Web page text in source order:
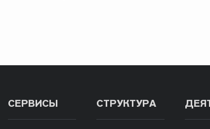
СЕРВИСЫ СТРУКТУРА